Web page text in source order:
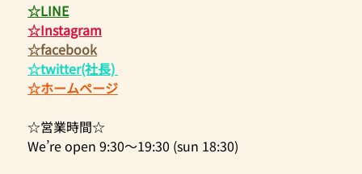
☆LINE
☆Instagram
☆facebook
☆twitter(社長)​
☆ホームページ
☆営業時間☆
We’re open 9:30～19:30 (sun 18:30)